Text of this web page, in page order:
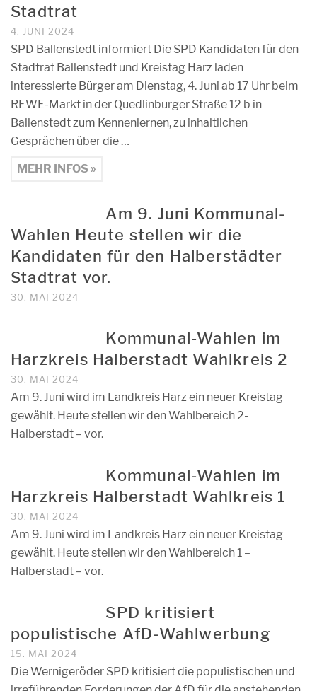
Stadtrat
4. JUNI 2024
SPD Ballenstedt informiert Die SPD Kandidaten für den
Stadtrat Ballenstedt und Kreistag Harz laden
interessierte Bürger am Dienstag, 4. Juni ab 17 Uhr beim
REWE-Markt in der Quedlinburger Straße 12 b in
Ballenstedt zum Kennenlernen, zu inhaltlichen
Gesprächen über die …
MEHR INFOS »
Am 9. Juni Kommunal-
Wahlen Heute stellen wir die
Kandidaten für den Halberstädter
Stadtrat vor.
30. MAI 2024
Kommunal-Wahlen im
Harzkreis Halberstadt Wahlkreis 2
30. MAI 2024
Am 9. Juni wird im Landkreis Harz ein neuer Kreistag
gewählt. Heute stellen wir den Wahlbereich 2-
Halberstadt – vor.
Kommunal-Wahlen im
Harzkreis Halberstadt Wahlkreis 1
30. MAI 2024
Am 9. Juni wird im Landkreis Harz ein neuer Kreistag
gewählt. Heute stellen wir den Wahlbereich 1 –
Halberstadt – vor.
SPD kritisiert
populistische AfD-Wahlwerbung
15. MAI 2024
Die Wernigeröder SPD kritisiert die populistischen und